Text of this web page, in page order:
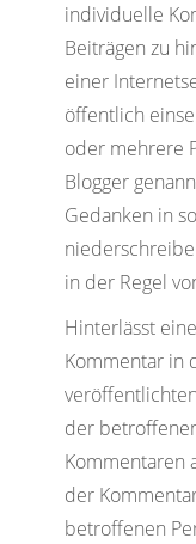
individuelle
Beiträgen zu
einer
öffentlich
oder mehrere
Blogger
Gedanken in
in der Regel
Hinterlässt
Kommentar in
der
Kommentaren
der
betroffenen